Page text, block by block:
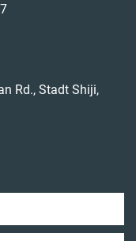
Rd., Stadt Shiji,